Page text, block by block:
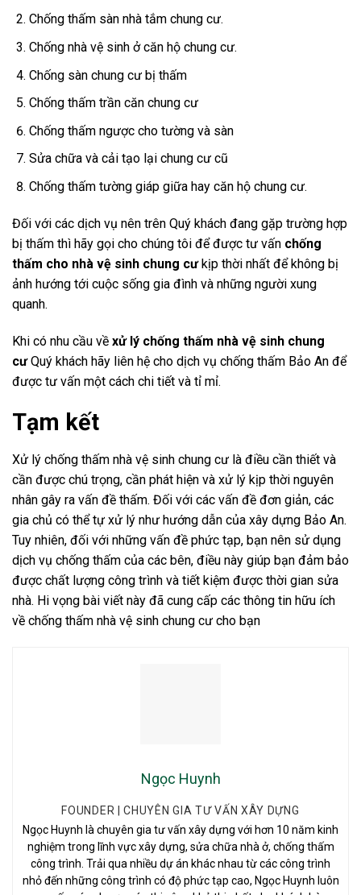
Chống thấm sàn nhà tắm chung cư.
Chống nhà vệ sinh ở căn hộ chung cư.
Chống sàn chung cư bị thấm
Chống thấm trần căn chung cư
Chống thấm ngược cho tường và sàn
Sửa chữa và cải tạo lại chung cư cũ
Chống thấm tường giáp giữa hay căn hộ chung cư.
Đối với các dịch vụ nên trên Quý khách đang gặp trường hợp
bị thấm thì hãy gọi cho chúng tôi để được tư vấn chống
thấm cho nhà vệ sinh chung cưkịp thời nhất để không bị
ảnh hướng tới cuộc sống gia đình và những người xung
quanh.
Khi có nhu cầu về xử lý chống thấm nhà vệ sinh chung
cưQuý khách hãy liên hệ cho dịch vụ chống thấm Bảo An để
được tư vấn một cách chi tiết và tỉ mỉ.
Tạm kết
Xử lý chống thấm nhà vệ sinh chung cư là điều cần thiết và
cần được chú trọng, cần phát hiện và xử lý kịp thời nguyên
nhân gây ra vấn đề thấm. Đối với các vấn đề đơn giản, các
gia chủ có thể tự xử lý như hướng dẫn của xây dựng Bảo An.
Tuy nhiên, đối với những vấn đề phức tạp, bạn nên sử dụng
dịch vụ chống thấm của các bên, điều này giúp bạn đảm bảo
được chất lượng công trình và tiết kiệm được thời gian sửa
nhà. Hi vọng bài viết này đã cung cấp các thông tin hữu ích
về chống thấm nhà vệ sinh chung cư cho bạn
Ngọc Huynh
FOUNDER | CHUYÊN GIA TƯ VẤN XÂY DỰNG
Ngọc Huynh là chuyên gia tư vấn xây dựng với hơn 10 năm kinh
nghiệm trong lĩnh vực xây dựng, sửa chữa nhà ở, chống thấm
công trình. Trải qua nhiều dự án khác nhau từ các công trình
nhỏ đến những công trình có độ phức tạp cao, Ngọc Huynh luôn